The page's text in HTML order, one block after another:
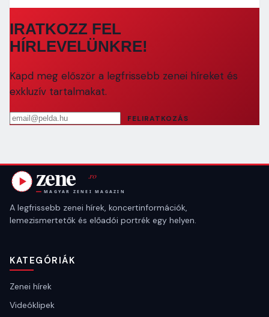
IRATKOZZ FEL
HÍRLEVELÜNKRE!
Kapd meg először a legfrissebb zenei híreket és
exkluzív tartalmakat.
Email cím
FELIRATKOZÁS
A legfrissebb zenei hírek, koncertinformációk,
lemezismertetők és előadói portrék egy helyen.
KATEGÓRIÁK
Zenei hírek
Videóklipek